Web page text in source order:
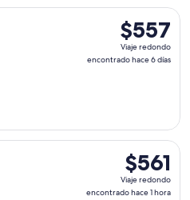
$557
Viaje
redondo,
$557
Viaje redondo
encontrado hace 6 días
con salida el mar, 8 sept.
$561
Viaje
redondo,
$561
Viaje redondo
encontrado hace 1 hora
con salida el mar, 8 sept.